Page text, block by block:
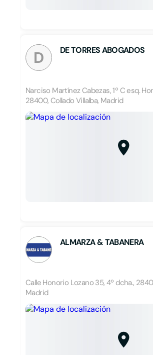
D DE TORRES ABOGADOS
Narciso Martínez Cabezas, 1º C esq.
28400, Collado Villalba, Madrid
ALMARZA & TABANERA
Calle Honorio Lozano 35, 4º dcha.,
Madrid